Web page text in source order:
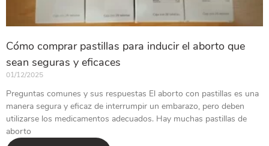
Cómo comprar pastillas para inducir el aborto que
sean seguras y eficaces
01/12/2025
Preguntas comunes y sus respuestas El aborto con pastillas es una
manera segura y eficaz de interrumpir un embarazo, pero deben
utilizarse los medicamentos adecuados. Hay muchas pastillas de
aborto